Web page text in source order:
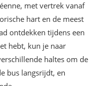
met vertrek vanaf
hart en de meest
ontdekken tijdens een
hebt, kun je naar
haltes om de
bus langsrijdt, en